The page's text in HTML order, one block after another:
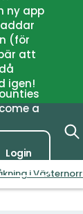
ny app
(för
att
igen!
a
Login
i